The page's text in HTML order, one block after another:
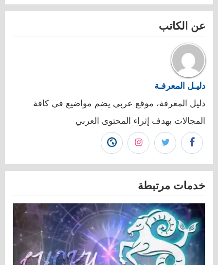
عن الكاتب
دليـل المعرفـة
دليل المعرفة، موقع عربي يضم مواضيع في كافة
المجالات بهدف إثراء المحتوى العربي
تابع
دليـل
المعرفـة
على
فيسبوك"
تابع
دليـل
المعرفـة
على
تويتر"
تابع
دليـل
على
انستجرام"
زيارة
موقع
المعرفـة"
خدمات مرتبطة